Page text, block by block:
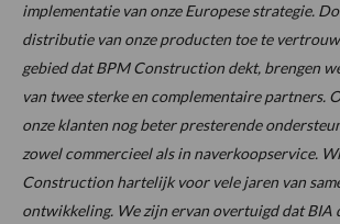
implementatie van onze Europese strategie.
distributie van onze producten toe te
gebied dat BPM Construction dekt, brengen
van twee sterke en complementaire partners.
onze klanten nog beter presterende
zowel commercieel als in naverkoopservice.
Construction hartelijk voor vele jaren van
ontwikkeling. We zijn ervan overtuigd dat BIA